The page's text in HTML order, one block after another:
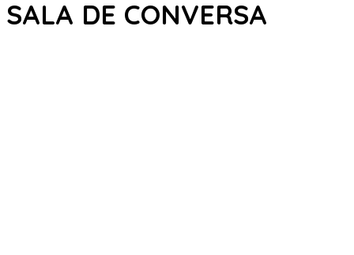
SALA DE CONVERSA